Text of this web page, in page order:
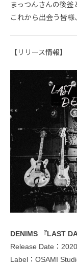
まっつんさんの後釜
これから出会う皆様
【リリース情報】
DENIMS 『LAST
Release Date：
Label：OSAMI